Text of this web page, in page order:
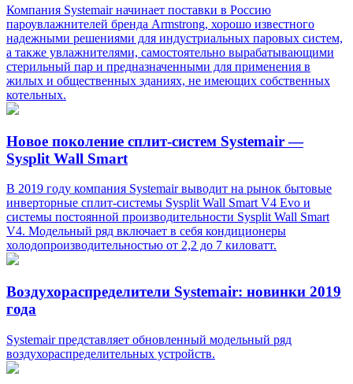
Компания Systemair начинает поставки в Россию
пароувлажнителей бренда Armstrong, хорошо известного
надежными решениями для индустриальных паровых систем,
а также увлажнителями, самостоятельно вырабатывающими
стерильный пар и предназначенными для применения в
жилых и общественных зданиях, не имеющих собственных
котельных.
Новое поколение сплит-систем Systemair —
Sysplit Wall Smart
В 2019 году компания Systemair выводит на рынок бытовые
инверторные сплит-системы Sysplit Wall Smart V4 Evo и
системы постоянной производительности Sysplit Wall Smart
V4. Модельный ряд включает в себя кондиционеры
холодопроизводительностью от 2,2 до 7 киловатт.
Воздухораспределители Systemair: новинки 2019
года
Systemair представляет обновленный модельный ряд
воздухораспределительных устройств.